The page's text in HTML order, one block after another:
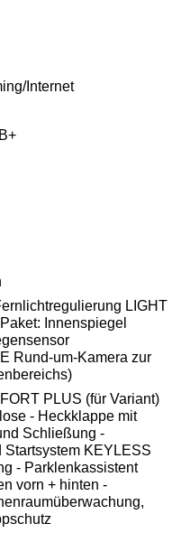
Internet
LIGHT
Innenspiegel
Rund-um-Kamera zur
PLUS (für Variant)
- Heckklappe mit
Schließung -
KEYLESS
- Parklenkassistent
vorn + hinten -